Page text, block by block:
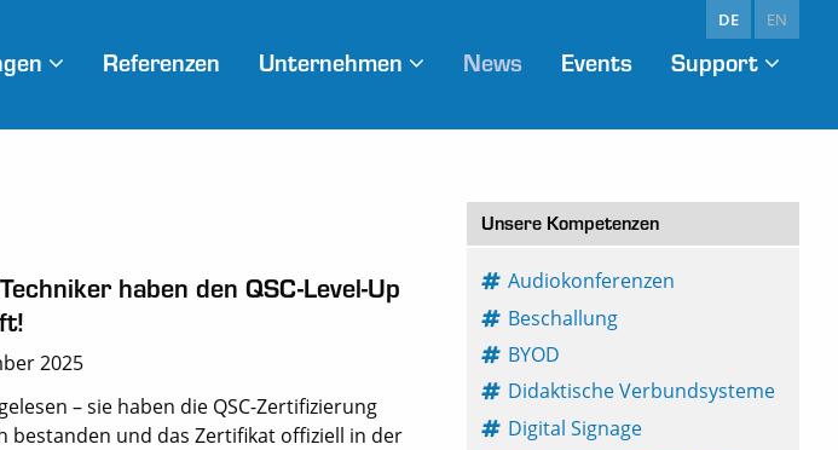
DE EN
Referenzen Unternehmen News Events Support
haben den QSC-Level-Up
2025
– sie haben die QSC-Zertifizierung
bestanden und das Zertifikat offiziell in der
Unsere Kompetenzen
Audiokonferenzen
Beschallung
BYOD
Didaktische Verbundsysteme
Digital Signage